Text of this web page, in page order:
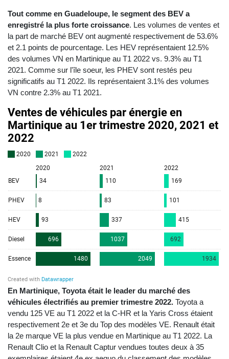
Tout comme en Guadeloupe, le segment des BEV a
enregistré la plus forte croissance. Les volumes de ventes et
la part de marché BEV ont augmenté respectivement de 53.6%
et 2.1 points de pourcentage. Les HEV représentaient 12.5%
des volumes VN en Martinique au T1 2022 vs. 9.3% au T1
2021. Comme sur l'île soeur, les PHEV sont restés peu
significatifs au T1 2022. Ils représentaient 3.1% des volumes
VN contre 2.3% au T1 2021.
En Martinique, Toyota était le leader du marché des
véhicules électrifiés au premier trimestre 2022. Toyota a
vendu 125 VE au T1 2022 et la C-HR et la Yaris Cross étaient
respectivement 2e et 3e du Top des modèles VE. Renault était
la 2e marque VE la plus vendue en Martinique au T1 2022. La
Renault Clio et la Renault Captur vendues toutes deux à 35